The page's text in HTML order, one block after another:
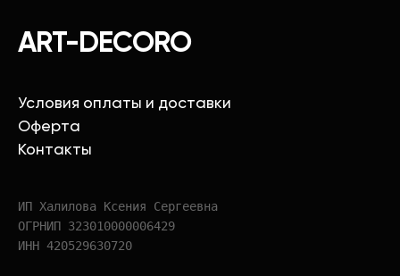
ART-DECORO
Условия оплаты и доставки
Оферта
Контакты
ИП Халилова Ксения Сергеевна
ОГРНИП 323010000006429
ИНН 420529630720